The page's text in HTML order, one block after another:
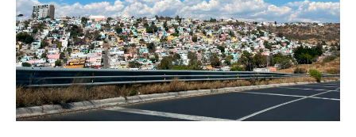
metropolitanas
de
México